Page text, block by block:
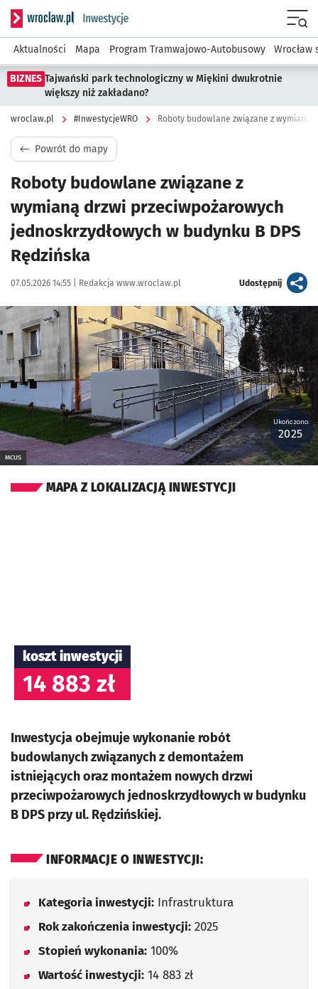
Serwis informacyjny wroclaw.pl podserwis:
Aktualności Mapa Program Tramwajowo-Autobusowy Wrocław
BIZNES Tajwański park technologiczny w Miękini dwukrotnie
większy niż zakładano?
wroclaw.pl #InwestycjeWRO
Powrót do mapy
Roboty budowlane związane z
wymianą drzwi przeciwpożarowych
jednoskrzydłowych w budynku B DPS
Rędzińska
Data publikacji:
07.05.2026 14:55 | Autor:
Redakcja www.wroclaw.pl Udostępnijartykuł
Kliknij, aby powiększyć
MCUS
Ukończono:
2025
MAPA Z LOKALIZACJĄ INWESTYCJI
koszt inwestycji
14 883 zł
Inwestycja obejmuje wykonanie robót
budowlanych związanych z demontażem
istniejących oraz montażem nowych drzwi
przeciwpożarowych jednoskrzydłowych w budynku
B DPS przy ul. Rędzińskiej.
INFORMACJE O INWESTYCJI:
Kategoria inwestycji: Infrastruktura
Rok zakończenia inwestycji: 2025
Stopień wykonania: 100%
Wartość inwestycji: 14 883 zł